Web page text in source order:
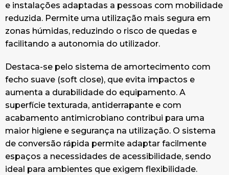
e instalações adaptadas a pessoas com mobilidade
reduzida. Permite uma utilização mais segura em
zonas húmidas, reduzindo o risco de quedas e
facilitando a autonomia do utilizador.
Destaca-se pelo sistema de amortecimento com
fecho suave (soft close), que evita impactos e
aumenta a durabilidade do equipamento. A
superfície texturada, antiderrapante e com
acabamento antimicrobiano contribui para uma
maior higiene e segurança na utilização. O sistema
de conversão rápida permite adaptar facilmente
espaços a necessidades de acessibilidade, sendo
ideal para ambientes que exigem flexibilidade.